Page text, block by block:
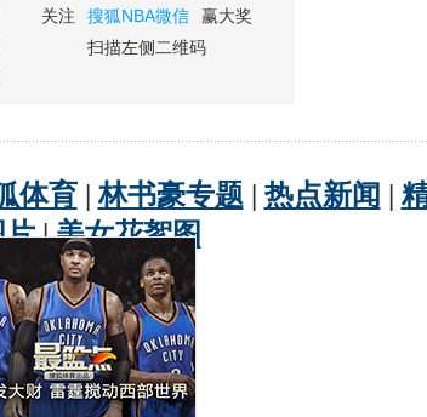
关注 搜狐NBA微信
赢大奖
扫描左侧二维码